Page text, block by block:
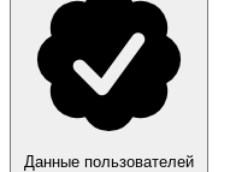
Данные пользователей